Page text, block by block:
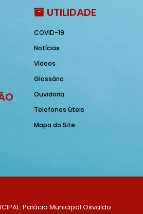
UTILIDADE
COVID-19
Notícias
Vídeos
Glossário
Ouvidoria
Telefones úteis
Mapa do Site
Palácio Municipal Osvaldo